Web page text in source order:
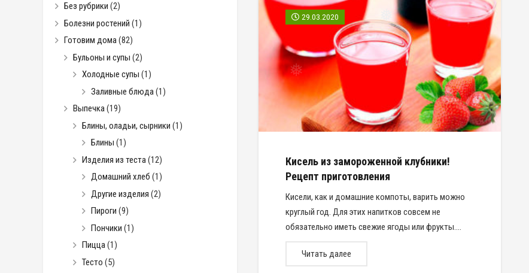
❅
29.03.2020
Кисель из замороженной клубники!
Рецепт приготовления
Кисели, как и домашние компоты, варить можно
круглый год. Для этих напитков совсем не
обязательно иметь свежие ягоды или фрукты.…
Читать далее
Без рубрики (2)
Болезни ростений (1)
Готовим дома(82)
Бульоны и супы (2)
Холодные супы (1)
Заливные блюда (1)
Выпечка(19)
Блины, оладьи, сырники (1)
Блины (1)
Изделия из теста (12)
Домашний хлеб (1)
Другие изделия (2)
Пироги (9)
Пончики (1)
Пицца(1)
Тесто (5)